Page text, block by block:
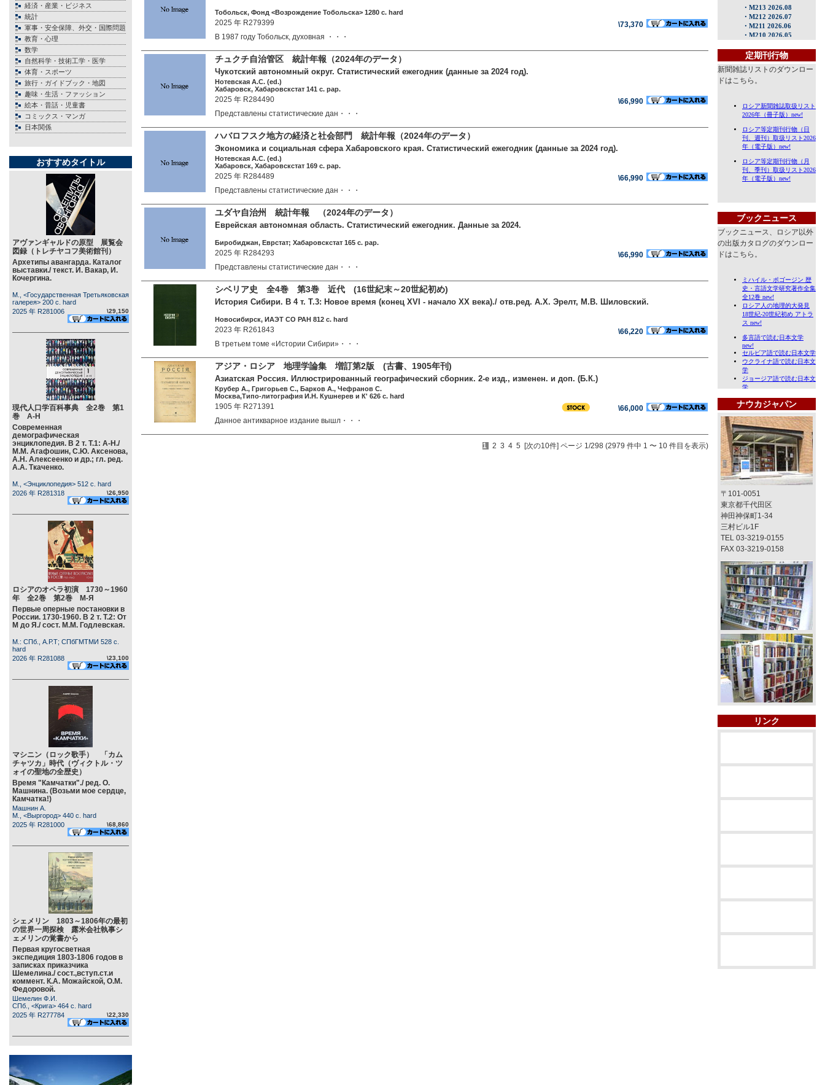
経済・産業・ビジネス
統計
軍事・安全保障、外交・国際問題
教育・心理
数学
自然科学・技術工学・医学
体育・スポーツ
旅行・ガイドブック・地図
趣味・生活・ファッション
絵本・昔話・児童書
コミックス・マンガ
日本関係
おすすめタイトル
アヴァンギャルドの原型 展覧会
図録（トレチヤコフ美術館刊）
Архетипы авангарда. Каталог
выставки./ текст. И. Вакар, И.
Кочергина.
М., <Государственная Третьяковская
галерея> 200 c. hard
2025 年 R281006
\29,150
現代人口学百科事典 全2巻 第1
巻 А-Н
Современная
демографическая
энциклопедия. В 2 т. Т.1: А-Н./
М.М. Агафошин, С.Ю. Аксенова,
А.Н. Алексеенко и др.; гл. ред.
А.А. Ткаченко.
М., <Энциклопедия> 512 c. hard
2026 年 R281318
\26,950
ロシアのオペラ初演 1730～1960
年 全2巻 第2巻 М-Я
Первые оперные постановки в
России. 1730-1960. В 2 т. Т.2: От
М до Я./ сост. М.М. Годлевская.
М.: СПб., А.Р.Т; СПбГМТМИ 528 c.
hard
2026 年 R281088
\23,100
マシニン（ロック歌手） 「カム
チャツカ」時代（ヴィクトル・ツ
ォイの聖地の全歴史）
Время "Камчатки"./ ред. О.
Машнина. (Возьми мое сердце,
Камчатка!)
Машнин А.
М., <Выргород> 440 c. hard
2025 年 R281000
\68,860
シェメリン 1803～1806年の最初
の世界一周探検 露米会社執事シ
ェメリンの覚書から
Первая кругосветная
экспедиция 1803-1806 годов в
записках приказчика
Шемелина./ сост.,вступ.ст.и
коммент. К.А. Можайской, О.М.
Федоровой.
Шемелин Ф.И.
СПб., <Крига> 464 c. hard
2025 年 R277784
\22,330
Тобольск, Фонд <Возрождение Тобольска> 1280 c. hard
2025 年 R279399
\73,370
В 1987 году Тобольск, духовная ・・・
チュクチ自治管区 統計年報（2024年のデータ）
Чукотский автономный округ. Статистический ежегодник (данные за 2024 год).
Нотевская А.С. (ed.)
Хабаровск, Хабаровскстат 141 c. pap.
2025 年 R284490
\66,990
Представлены статистические дан・・・
ハバロフスク地方の経済と社会部門 統計年報（2024年のデータ）
Экономика и социальная сфера Хабаровского края. Статистический ежегодник (данные за 2024 год).
Нотевская А.С. (ed.)
Хабаровск, Хабаровскстат 169 c. pap.
2025 年 R284489
\66,990
Представлены статистические дан・・・
ユダヤ自治州 統計年報 （2024年のデータ）
Еврейская автономная область. Статистический ежегодник. Данные за 2024.
Биробиджан, Еврстат; Хабаровскстат 165 c. pap.
2025 年 R284293
\66,990
Представлены статистические дан・・・
シベリア史 全4巻 第3巻 近代 (16世紀末～20世紀初め)
История Сибири. В 4 т. Т.3: Новое время (конец XVI - начало XX века)./ отв.ред. А.Х. Эрелт, М.В. Шиловский.
Новосибирск, ИАЭТ СО РАН 812 c. hard
2023 年 R261843
\66,220
В третьем томе «Истории Сибири»・・・
アジア・ロシア 地理学論集 増訂第2版 (古書、1905年刊)
Азиатская Россия. Иллюстрированный географический сборник. 2-е изд., изменен. и доп. (Б.К.)
Крубер А., Григорьев С., Барков А., Чефранов С.
Москва,Типо-литография И.Н. Кушнерев и К' 626 c. hard
1905 年 R271391
\66,000
Данное антикварное издание вышл・・・
1 2 3 4 5 [次の10件] ページ 1/298 (2979 件中 1 〜 10 件目を表示)
定期刊行物
新聞雑誌リストのダウンロー
ドはこちら。
ブックニュース
ブックニュース、ロシア以外
の出版カタログのダウンロー
ドはこちら。
ナウカジャパン
〒101-0051
東京都千代田区
神田神保町1-34
三村ビル1F
TEL 03-3219-0155
FAX 03-3219-0158
リンク